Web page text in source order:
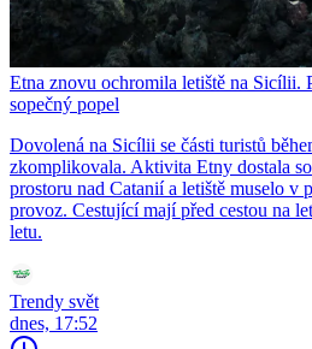
Etna znovu ochromila letiště na Sicílii.
sopečný popel
Dovolená na Sicílii se části turistů
zkomplikovala. Aktivita Etny dostala
prostoru nad Catanií a letiště muselo v
provoz. Cestující mají před cestou na
letu.
Trendy svět
dnes, 17:52